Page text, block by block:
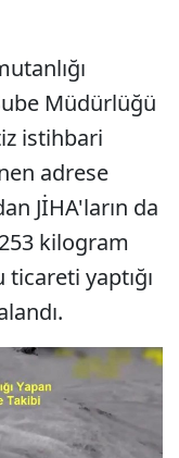
Müdürlüğü
istihbari
adrese
JİHA'ların da
kilogram
yaptığı